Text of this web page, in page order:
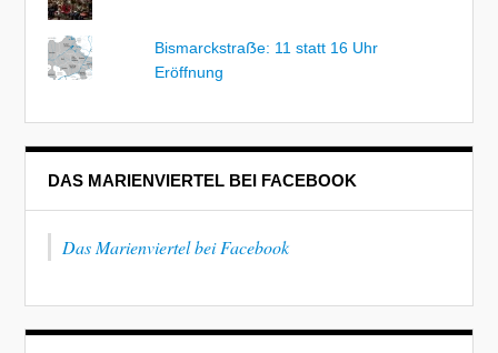
Bismarckstraẞe: 11 statt 16 Uhr
Eröffnung
DAS MARIENVIERTEL BEI FACEBOOK
Das Marienviertel bei Facebook